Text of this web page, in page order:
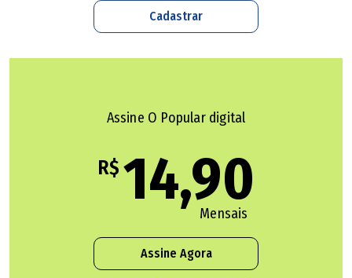
Cadastrar
Assine O Popular digital
R$ 14,90
Mensais
Assine Agora